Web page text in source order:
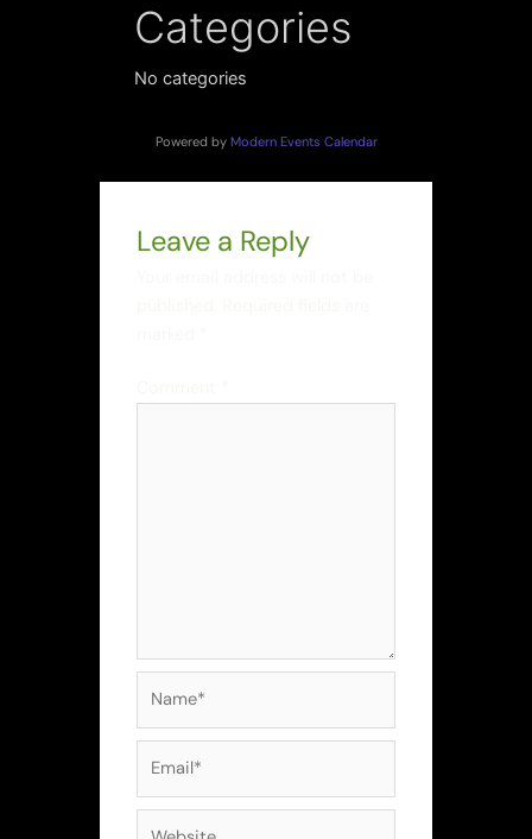
Categories
No categories
Powered by Modern Events Calendar
Leave a Reply